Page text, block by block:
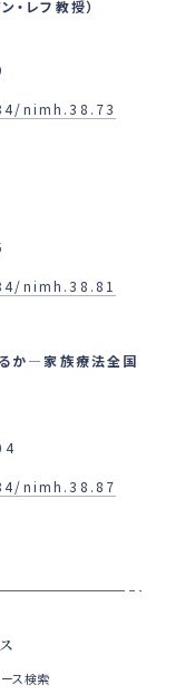
レフ教授）
nimh.38.73
nimh.38.81
か―家族療法全国
nimh.38.87
ス検索